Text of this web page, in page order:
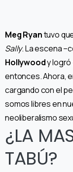
Meg Ryantuvo
Sally. La escena
Hollywoody logró
entonces. Ahora,
cargando con el
somos libres en
neoliberalismo
¿LA
TABÚ?